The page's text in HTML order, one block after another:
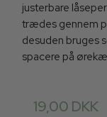
justerbare
trædes gennem
desuden bruges
spacere på
19,00 DKK